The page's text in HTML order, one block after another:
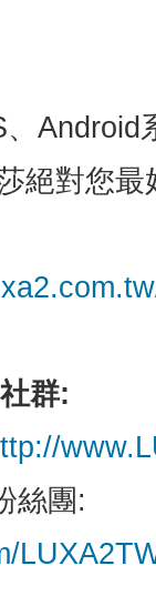
Android
絕對您
群:
絲團: